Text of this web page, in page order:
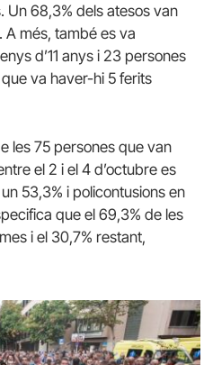
Un 68,3% dels atesos van
A més, també es va
d’11 anys i 23 persones
va haver-hi 5 ferits
les 75 persones que van
el 2 i el 4 d’octubre es
53,3% i policontusions en
que el 69,3% de les
i el 30,7% restant,